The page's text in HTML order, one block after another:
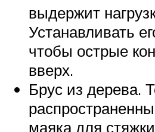
выдержит
Устанавливать
чтобы острые
вверх.
Брус из дерева.
маяка для